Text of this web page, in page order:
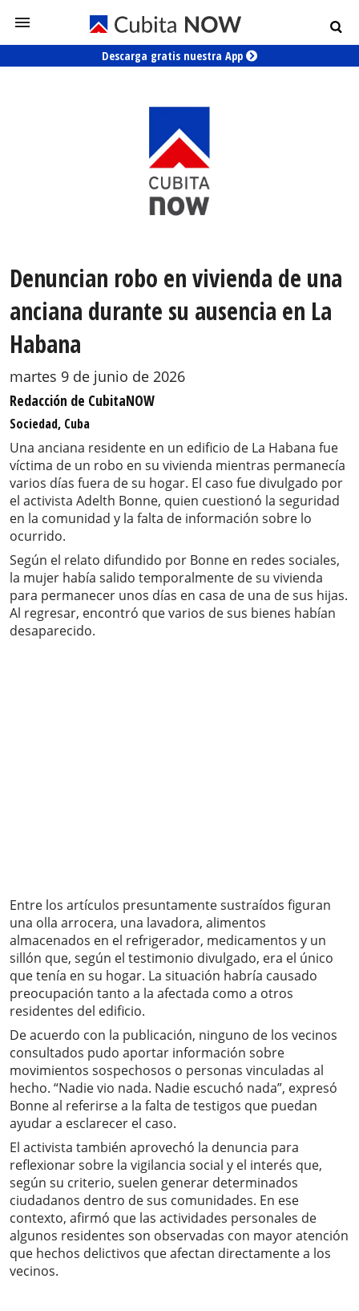
Descarga gratis nuestra App
Denuncian robo en vivienda de una
anciana durante su ausencia en La
Habana
martes 9 de junio de 2026
Redacción de CubitaNOW
Sociedad, Cuba
Una anciana residente en un edificio de La Habana fue
víctima de un robo en su vivienda mientras permanecía
varios días fuera de su hogar. El caso fue divulgado por
el activista Adelth Bonne, quien cuestionó la seguridad
en la comunidad y la falta de información sobre lo
ocurrido.
Según el relato difundido por Bonne en redes sociales,
la mujer había salido temporalmente de su vivienda
para permanecer unos días en casa de una de sus hijas.
Al regresar, encontró que varios de sus bienes habían
desaparecido.
Entre los artículos presuntamente sustraídos figuran
una olla arrocera, una lavadora, alimentos
almacenados en el refrigerador, medicamentos y un
sillón que, según el testimonio divulgado, era el único
que tenía en su hogar. La situación habría causado
preocupación tanto a la afectada como a otros
residentes del edificio.
De acuerdo con la publicación, ninguno de los vecinos
consultados pudo aportar información sobre
movimientos sospechosos o personas vinculadas al
hecho. “Nadie vio nada. Nadie escuchó nada”, expresó
Bonne al referirse a la falta de testigos que puedan
ayudar a esclarecer el caso.
El activista también aprovechó la denuncia para
reflexionar sobre la vigilancia social y el interés que,
según su criterio, suelen generar determinados
ciudadanos dentro de sus comunidades. En ese
contexto, afirmó que las actividades personales de
algunos residentes son observadas con mayor atención
que hechos delictivos que afectan directamente a los
vecinos.